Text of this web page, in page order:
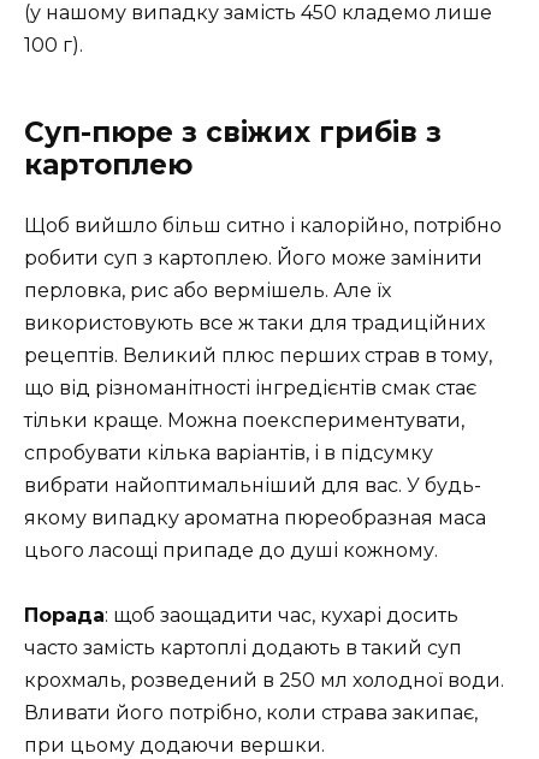
(у нашому випадку замість 450 кладемо лише
100 г).
Суп-пюре з свіжих грибів з
картоплею
Щоб вийшло більш ситно і калорійно, потрібно
робити суп з картоплею. Його може замінити
перловка, рис або вермішель. Але їх
використовують все ж таки для традиційних
рецептів. Великий плюс перших страв в тому,
що від різноманітності інгредієнтів смак стає
тільки краще. Можна поекспериментувати,
спробувати кілька варіантів, і в підсумку
вибрати найоптимальніший для вас. У будь-
якому випадку ароматна пюреобразная маса
цього ласощі припаде до душі кожному.
Порада: щоб заощадити час, кухарі досить
часто замість картоплі додають в такий суп
крохмаль, розведений в 250 мл холодної води.
Вливати його потрібно, коли страва закипає,
при цьому додаючи вершки.